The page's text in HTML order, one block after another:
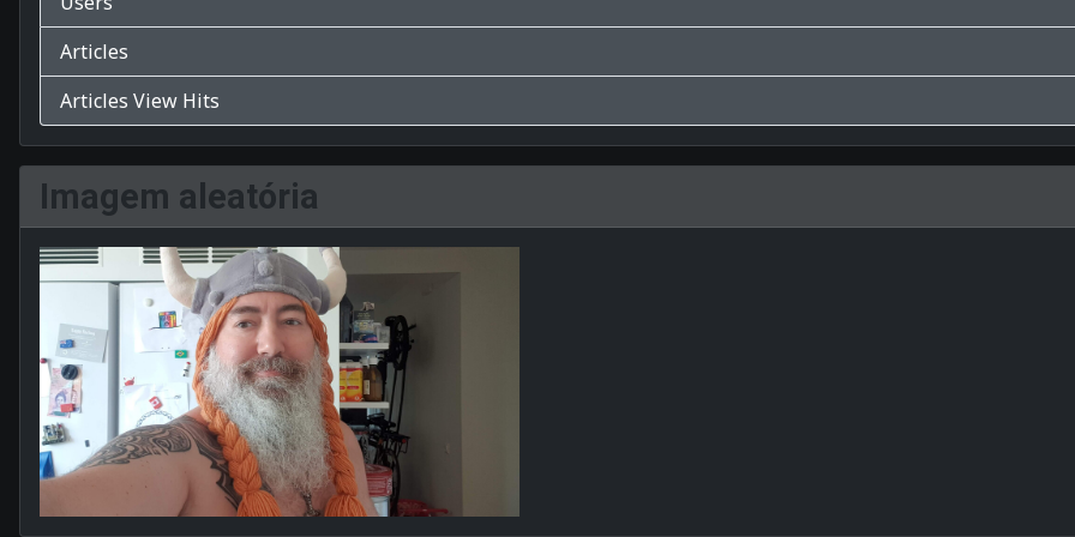
Articles
Articles View Hits
Imagem aleatória